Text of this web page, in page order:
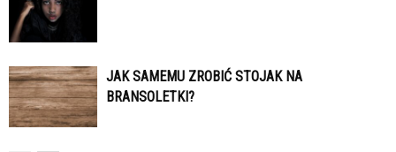
JAK SAMEMU ZROBIĆ STOJAK NA
BRANSOLETKI?